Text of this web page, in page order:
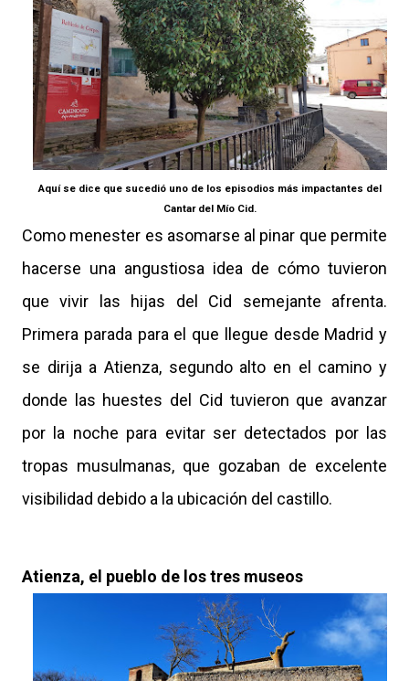
Aquí se dice que sucedió uno de los episodios más impactantes del
Cantar del Mío Cid.
Como menester es asomarse al pinar que permite
hacerse una angustiosa idea de cómo tuvieron
que vivir las hijas del Cid semejante afrenta.
Primera parada para el que llegue desde Madrid y
se dirija a Atienza, segundo alto en el camino y
donde las huestes del Cid tuvieron que avanzar
por la noche para evitar ser detectados por las
tropas musulmanas, que gozaban de excelente
visibilidad debido a la ubicación del castillo.
Atienza, el pueblo de los tres museos